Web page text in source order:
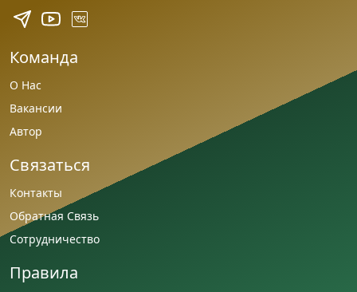
Команда
О Нас
Вакансии
Автор
Связаться
Контакты
Обратная Связь
Сотрудничество
Правила